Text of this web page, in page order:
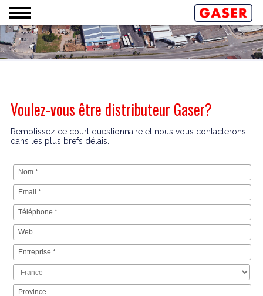
Voulez-vous être distributeur Gaser?
Remplissez ce court questionnaire et nous vous contacterons
dans les plus brefs délais.